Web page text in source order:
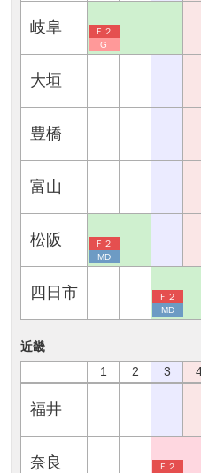
岐阜
Ｆ２
G
大垣
豊橋
富山
松阪
Ｆ２
MD
四日市
Ｆ２
MD
近畿
1
2 3
福井
奈良 Ｆ２